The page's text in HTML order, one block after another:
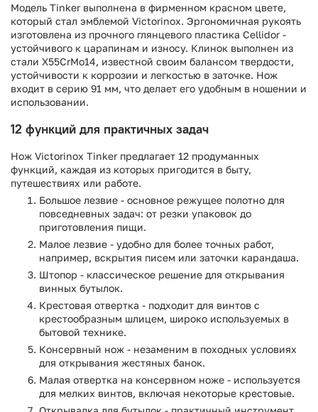
Модель Tinker выполнена в фирменном красном цвете,
который стал эмблемой Victorinox. Эргономичная рукоять
изготовлена из прочного глянцевого пластика Cellidor -
устойчивого к царапинам и износу. Клинок выполнен из
стали X55CrMo14, известной своим балансом твердости,
устойчивости к коррозии и легкостью в заточке. Нож
входит в серию 91 мм, что делает его удобным в ношении и
использовании.
12 функций для практичных задач
Нож Victorinox Tinker предлагает 12 продуманных
функций, каждая из которых пригодится в быту,
путешествиях или работе.
Большое лезвие - основное режущее полотно для
повседневных задач: от резки упаковок до
приготовления пищи.
Малое лезвие - удобно для более точных работ,
например, вскрытия писем или заточки карандаша.
Штопор - классическое решение для открывания
винных бутылок.
Крестовая отвертка - подходит для винтов с
крестообразным шлицем, широко используемых в
бытовой технике.
Консервный нож - незаменим в походных условиях
для открывания жестяных банок.
Малая отвертка на консервном ноже - используется
для мелких винтов, включая некоторые крестовые.